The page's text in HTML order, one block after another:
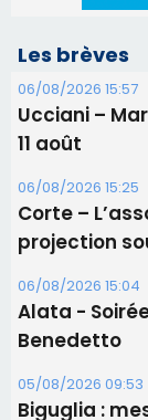
Alata -
Benedetto
05/08/2026 09:53
Biguglia :
procession le
31/07/2026 08:24
Tennis -
RCPV
31/07/2026 08:22
82ème